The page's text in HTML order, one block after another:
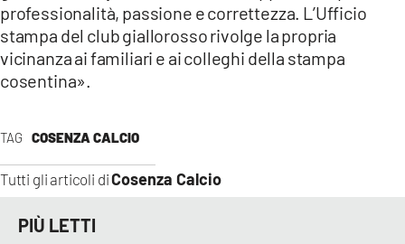
TAG COSENZA CALCIO
Tutti gli articoli diCosenza Calcio
professionalità, passione e correttezza. L’Ufficio
stampa del club giallorosso rivolge la propria
vicinanza ai familiari e ai colleghi della stampa
cosentina».
PIÙ LETTI